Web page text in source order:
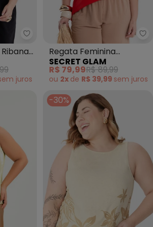
Secret Glam - Regata
juros
Regata Feminina
Canelada Plus Size
(Vermelho)
SECRET GLAM
R$ 79,99R$ 89,99
ou 2x de R$ 39,99 sem juros
-30%